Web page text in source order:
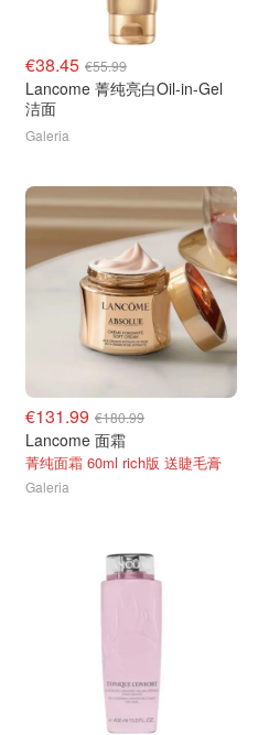
€38.45 €55.99
Lancome 菁纯亮白Oil-in-Gel
洁面
Galeria
€131.99 €180.99
Lancome 面霜
菁纯面霜 60ml rich版 送睫毛膏
Galeria